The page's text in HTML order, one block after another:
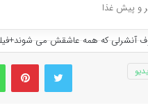
و پیش غذا
توییتر